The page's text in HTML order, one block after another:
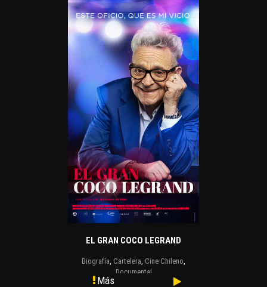
EL GRAN COCO LEGRAND
Biografía, Cartelera, Cine Chileno,
Documental
Más